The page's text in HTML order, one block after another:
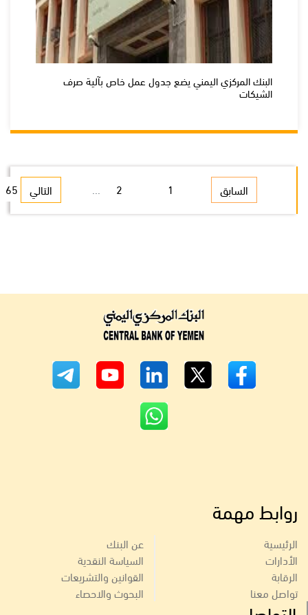
البنك المركزي اليمني يضع جدول عمل خاص بآلية صرف
الشيكات
السابق 1
2
...
65 التالي
روابط مهمة
الرئيسية
الأدارات
الرقابة
تواصل معنا
عن البنك
السياسة النقدية
القوانين والتشريعات
البحوث والاحصاء